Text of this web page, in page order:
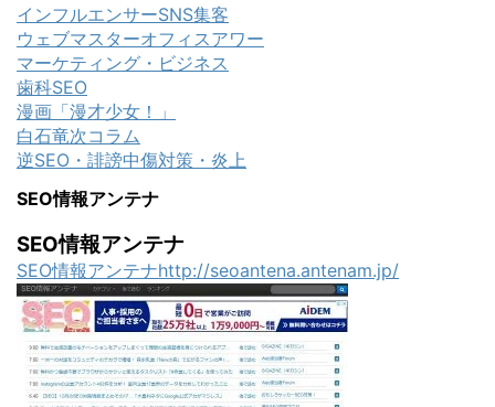
インフルエンサーSNS集客
ウェブマスターオフィスアワー
マーケティング・ビジネス
歯科SEO
漫画「漫才少女！」
白石竜次コラム
逆SEO・誹謗中傷対策・炎上
SEO情報アンテナ
SEO情報アンテナ
SEO情報アンテナhttp://seoantena.antenam.jp/